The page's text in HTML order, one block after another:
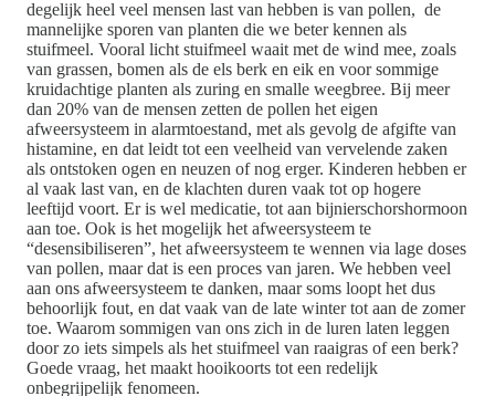
degelijk heel veel mensen last van hebben is van pollen, de
mannelijke sporen van planten die we beter kennen als
stuifmeel. Vooral licht stuifmeel waait met de wind mee, zoals
van grassen, bomen als de els berk en eik en voor sommige
kruidachtige planten als zuring en smalle weegbree. Bij meer
dan 20% van de mensen zetten de pollen het eigen
afweersysteem in alarmtoestand, met als gevolg de afgifte van
histamine, en dat leidt tot een veelheid van vervelende zaken
als ontstoken ogen en neuzen of nog erger. Kinderen hebben er
al vaak last van, en de klachten duren vaak tot op hogere
leeftijd voort. Er is wel medicatie, tot aan bijnierschorshormoon
aan toe. Ook is het mogelijk het afweersysteem te
“desensibiliseren”, het afweersysteem te wennen via lage doses
van pollen, maar dat is een proces van jaren. We hebben veel
aan ons afweersysteem te danken, maar soms loopt het dus
behoorlijk fout, en dat vaak van de late winter tot aan de zomer
toe. Waarom sommigen van ons zich in de luren laten leggen
door zo iets simpels als het stuifmeel van raaigras of een berk?
Goede vraag, het maakt hooikoorts tot een redelijk
onbegrijpelijk fenomeen.